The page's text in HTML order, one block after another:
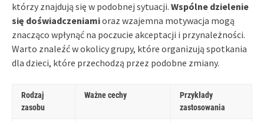
którzy znajdują się w podobnej sytuacji. Wspólne dzielenie
się doświadczeniamioraz wzajemna motywacja mogą
znacząco wpłynąć na poczucie akceptacji i przynależności.
Warto znaleźć w okolicy grupy, które organizują spotkania
dla dzieci, które przechodzą przez podobne zmiany.
Rodzaj
zasobu
Ważne cechy
Przykłady
zastosowania